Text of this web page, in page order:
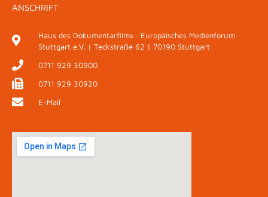
ANSCHRIFT
Haus des Dokumentarfilms · Europäisches Medienforum
Stuttgart e.V. | Teckstraße 62 | 70190 Stuttgart
0711 929 30900
0711 929 30920
E-Mail